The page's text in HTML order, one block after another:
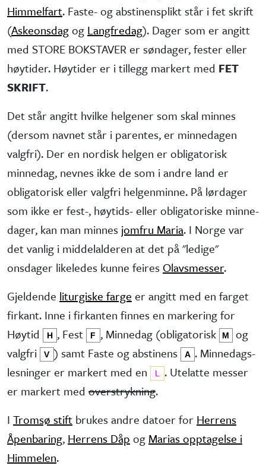
Himmelfart. Faste- og abstinens­plikt står i fet skrift
(Askeonsdagog Langfredag). Dager som er angitt
med STORE BOKSTAVER er søndager, fester eller
høytider. Høytider er i tillegg markert med FET
SKRIFT.
Det står angitt hvilke helgener som skal minnes
(dersom navnet står i parentes, er minne­dagen
valgfri). Der en nordisk helgen er obliga­torisk
minne­dag, nevnes ikke de som i andre land er
obliga­torisk eller valgfri helgen­minne. På lørdager
som ikke er fest-, høytids- eller obliga­toriske minne­
dager, kan man minnes jomfru Maria. I Norge var
det vanlig i middel­alderen at det på "ledige"
onsdager like­ledes kunne feires Olavsmesser.
Gjeldende liturgiske farge er angitt med en farget
firkant. Inne i firkanten finnes en markering for
Høytid
H , Fest F , Minne­dag (obliga­torisk M
og
valg­fri
V ) samt Faste og abstinens A . Minnedags­
lesninger er markert med en
L
. Utelatte messer
er markert med overstrykning.
I Tromsø stift brukes andre datoer for Herrens
Åpenbaring, Herrens Dåp og Marias opptagelse i
Himmelen.